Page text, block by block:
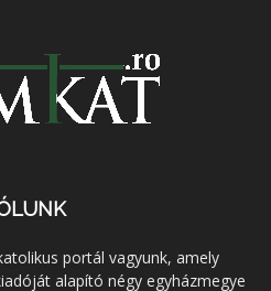
portál vagyunk, amely
alapító négy egyházmegye